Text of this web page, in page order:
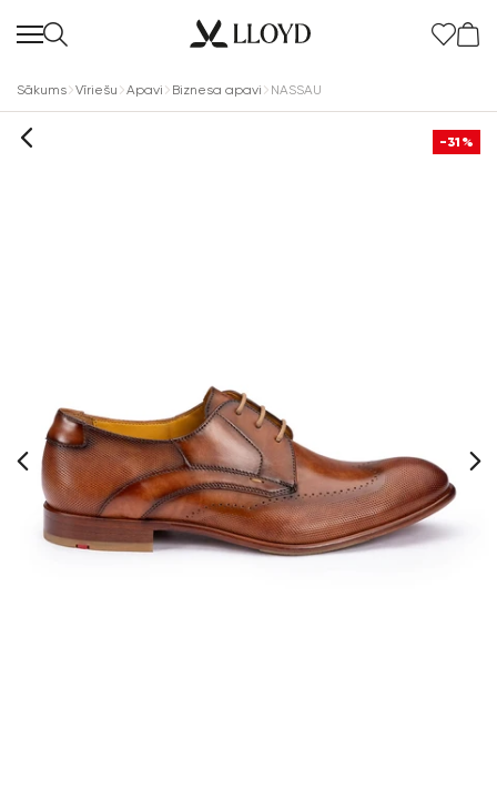
Sākums Vīriešu Apavi Biznesa apavi NASSAU
-31%